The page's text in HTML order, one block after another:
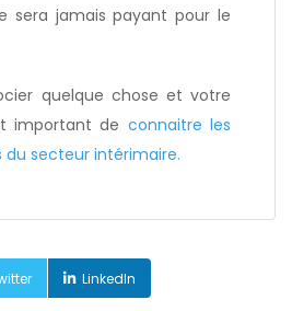
sera jamais payant pour le
quelque chose et votre
important de connaitre les
du secteur intérimaire.
LinkedIn